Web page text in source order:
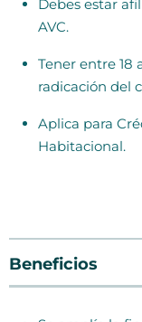
Debes estar
AVC.
Tener entre 18
radicación del
Aplica para
Habitacional.
Beneficios